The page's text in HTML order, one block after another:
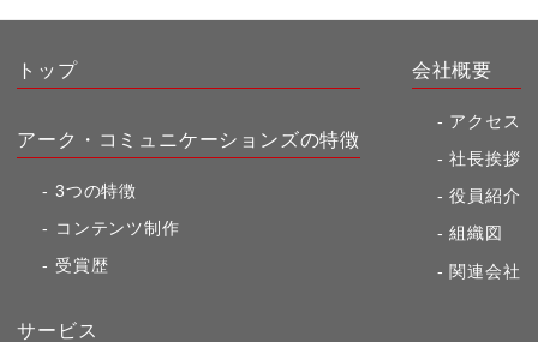
トップ
アーク・コミュニケーションズの特徴
3つの特徴
コンテンツ制作
受賞歴
サービス
会社概要
アクセス
社長挨拶
役員紹介
組織図
関連会社